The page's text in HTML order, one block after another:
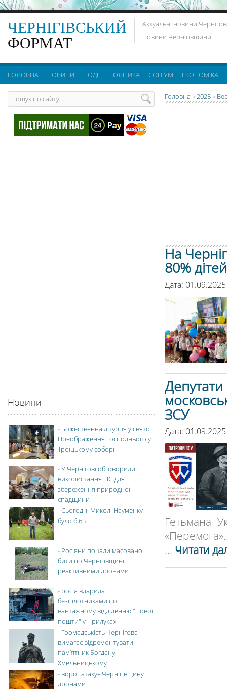
ЧЕРНІГІВСЬКИЙ
ФОРМАТ
Актуальні новини
Новини Чернігівщини
ГОЛОВНА НОВИНИ ПОДІЇ ПОЛІТИКА СОЦІУМ ЕКОНОМІКА
Головна » 2025»
На
80% дітей
Дата:
ЗСУ
Дата:
Гетьмана
... Читати
Новини
- Божественна літургія у свято
Преображення Господнього у
Троїцькому соборі
-У Чернігові обговорили
використання ГІС для
збереження природної
спадщини
-Сьогодні Миколі Науменку
було б 65
- Росіяни почали масовано
бити по Чернігівщині
реактивними дронами
- росія вдарила
безпілотниками по
вантажному відділенню "Нової
пошти" у Прилуках
- Громадськість Чернігова
вимагає відремонтувати
пам’ятник Богдану
Хмельницькому
- ворог атакує Чернігівщину
дронами